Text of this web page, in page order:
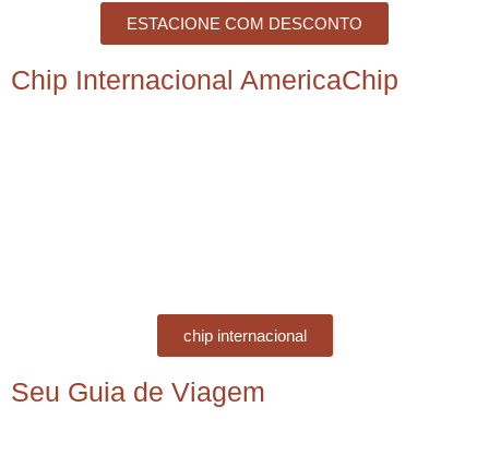
ESTACIONE COM DESCONTO
Chip Internacional AmericaChip
chip internacional
Seu Guia de Viagem